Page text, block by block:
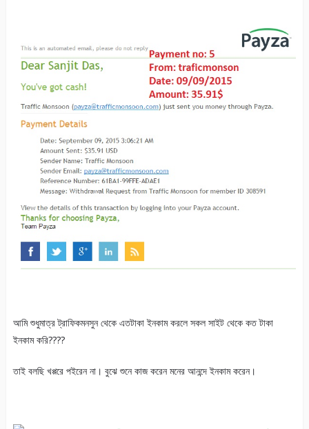
আমি শুধুমাত্র ট্রাফিকমনসুন থেকে এতটাকা ইনকাম করলে সকল সাইট থেকে কত টাকা
ইনকাম করি????
তাই বলছি খপ্পরে পইরেন না। বুঝে শুনে কাজ করেন মনের আনন্দে ইনকাম করেন।